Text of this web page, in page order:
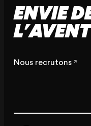
ENVIE
Nous recrutons